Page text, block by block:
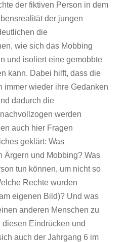
der fiktiven Person in dem
der jungen
die
wie sich das Mobbing
und isoliert eine gemobbte
kann. Dabei hilft, dass die
immer wieder ihre Gedanken
dadurch die
werden
auch hier Fragen
geklärt: Was
Ärgern und Mobbing? Was
tun können, um nicht so
Rechte wurden
eigenen Bild)? Und was
anderen Menschen zu
Eindrücken und
auch der Jahrgang 6 im